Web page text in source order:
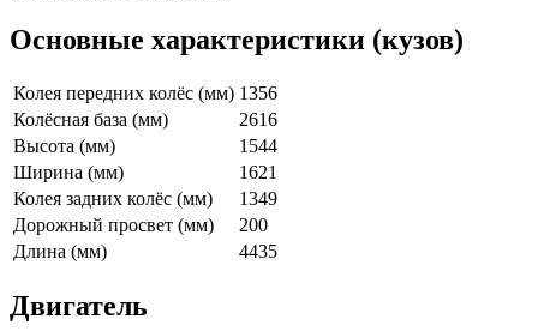
Основные характеристики (кузов)
Колея передних колёс (мм) 1356
Колёсная база (мм)
2616
Высота (мм)
1544
Ширина (мм)
1621
Колея задних колёс (мм)
1349
Дорожный просвет (мм)
200
Длина (мм)
4435
Двигатель